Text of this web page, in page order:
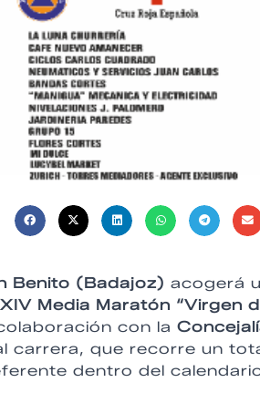
Benito (Badajoz) acogerá
Media Maratón “Virgen
con la
carrera, que recorre un
dentro del